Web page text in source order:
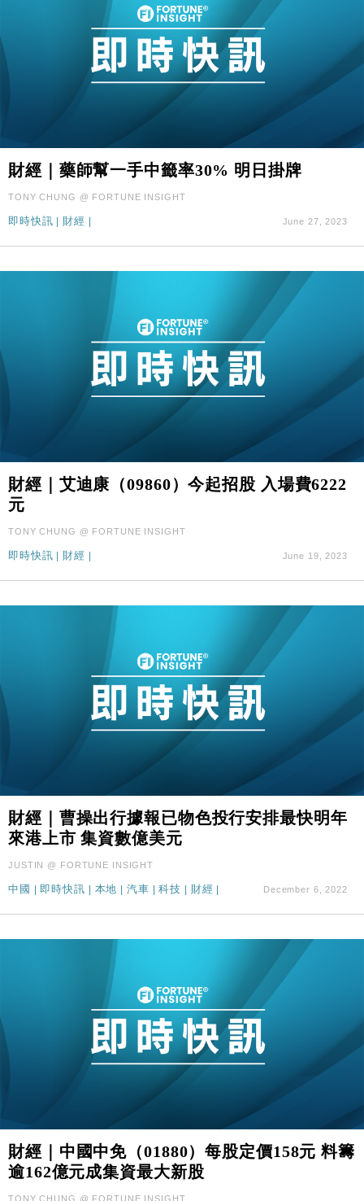
財經｜藥師幫一手中籤率30% 明日掛牌
TONY CHUNG @ FORTUNE INSIGHT
即時快訊 財經 June 27, 2023
財經｜艾迪康（09860）今起招股 入場費6222
元
TONY CHUNG @ FORTUNE INSIGHT
即時快訊 | 財經 | June 19, 2023
財經｜曹操出行據報已物色投行安排最快明年
來港上市 集資數億美元
JUSTIN @ FORTUNE INSIGHT
中國 | 即時快訊 | 本地 | 汽車 |科技 | 財經 | December 6, 2022
財經｜中國中免（01880）每股定價158元 料籌
逾162億元成集資最大新股
TONY CHUNG @ FORTUNE INSIGHT